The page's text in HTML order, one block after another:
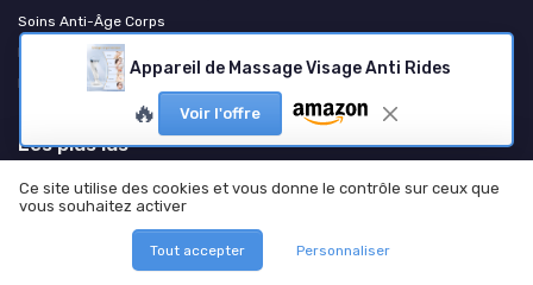
Appareil de Massage Visage Anti Rides
🔥 Voir l'offre
Soins Anti-Âge Corps
Programmes & Coffrets Anti-Âge Luxe
Luminothérapie et technologies lumière
Les plus lus
Quels sont les effets indésirables possibles du Suvéal Duo ?
consommateurs ?
Que disent les dermatologues sur Nu Skin ?
Ce site utilise des cookies et vous donne le contrôle sur ceux que
vous souhaitez activer
Tout accepter Personnaliser